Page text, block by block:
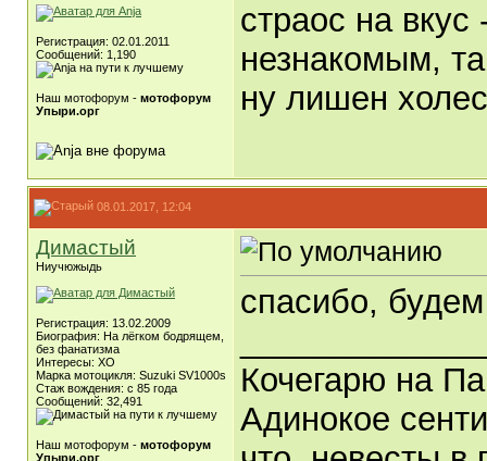
Регистрация: 02.01.2011
Сообщений: 1,190
Наш мотофорум - мотофорум
Упыри.орг
страос на вкус
незнакомым,
ну лишен
08.01.2017, 12:04
Димастый
Ниучюжыдь
Регистрация: 13.02.2009
Биография: На лёгком бодрящем,
без фанатизма
Интересы: ХО
Марка мотоцикля: Suzuki SV1000s
Стаж вождения: с 85 года
Сообщений: 32,491
Наш мотофорум - мотофорум
Упыри.орг
спасибо,
Кочегарю на
Адинокое